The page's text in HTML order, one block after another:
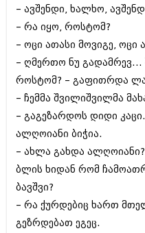
სექტემბერი 2016
აგვისტო 2016 (258)
ივლისი 2016 (211)
ივნისი 2016 (221)
მაისი 2016 (261)
აპრილი 2016 (215)
მარტი 2016 (200)
თებერვალი 2016
იანვარი 2016 (206)
დეკემბერი 2015
ოქტომბერი 2015
სექტემბერი 2015
აგვისტო 2015 (286)
ივლისი 2015 (173)
ივნისი 2015 (261)
მაისი 2015 (194)
– ავშენდი, ხალხო,
– რა იყო, როსტომ?
– ოცი ათასი მოვიგე, ოცი
– ღმერთო ნუ გადამრევ...
როსტომ? – გაფითრდა
– ჩემმა შვილიშვილმა
– გაგეზარდოს დიდი
ალღოიანი ბიჭია.
– ახლა გახდა
ბლის ხიდან რომ
ბავშვი?
– რა ქურდებიც ხართ
გეზრდებათ ეგეც.